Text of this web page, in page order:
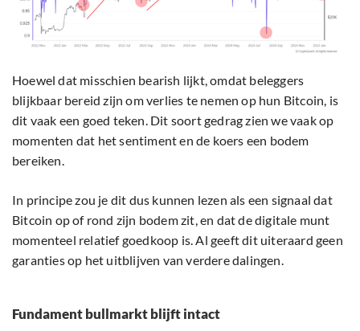
Hoewel dat misschien bearish lijkt, omdat beleggers
blijkbaar bereid zijn om verlies te nemen op hun Bitcoin, is
dit vaak een goed teken. Dit soort gedrag zien we vaak op
momenten dat het sentiment en de koers een bodem
bereiken.
In principe zou je dit dus kunnen lezen als een signaal dat
Bitcoin op of rond zijn bodem zit, en dat de digitale munt
momenteel relatief goedkoop is. Al geeft dit uiteraard geen
garanties op het uitblijven van verdere dalingen.
Fundament bullmarkt blijft intact